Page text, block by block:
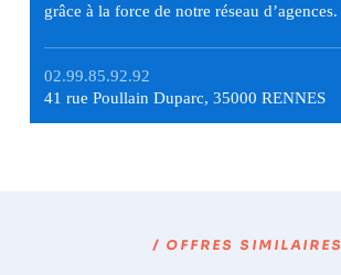
grâce à la force de notre réseau d’agences.
02.99.85.92.92
41 rue Poullain Duparc, 35000 RENNES
/ OFFRES SIMILAIRES